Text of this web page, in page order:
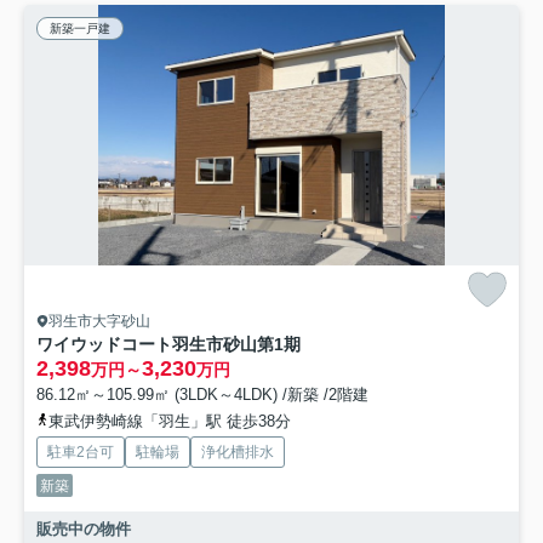
新築一戸建
羽生市大字砂山
ワイウッドコート羽生市砂山第1期
2,398万円～3,230万円
86.12㎡～105.99㎡ (3LDK～4LDK) /新築 /2階建
東武伊勢崎線「羽生」駅 徒歩38分
駐車2台可 駐輪場
浄化槽排水
新築
販売中の物件